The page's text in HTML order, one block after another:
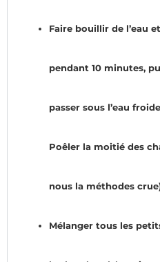
Faire bouillir de l’eau
pendant 10 minutes,
passer sous l’eau
Poêler la moitié des
nous la méthodes
Mélanger tous les